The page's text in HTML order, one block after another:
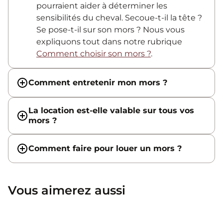
pourraient aider à déterminer les
sensibilités du cheval. Secoue-t-il la tête ?
Se pose-t-il sur son mors ? Nous vous
expliquons tout dans notre rubrique
Comment choisir son mors ?.
Comment entretenir mon mors ?
La location est-elle valable sur tous vos
mors ?
Comment faire pour louer un mors ?
Vous aimerez aussi